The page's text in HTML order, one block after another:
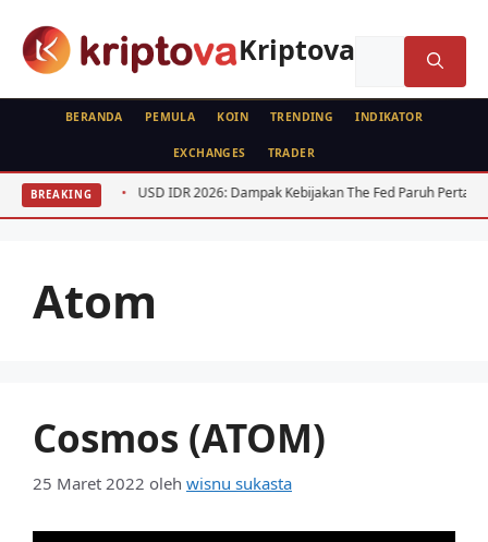
Kriptova
BERANDA PEMULA KOIN TRENDING INDIKATOR
EXCHANGES TRADER
BREAKING
2025 USD IDR 2026: Dampak Kebijakan The Fed Paruh Pertama
Atom
Cosmos (ATOM)
25 Maret 2022 oleh wisnu sukasta